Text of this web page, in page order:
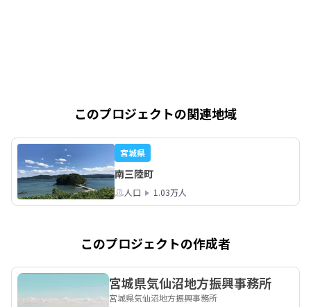
このプロジェクトの関連地域
宮城県
南三陸町
人口 1.03万人
このプロジェクトの作成者
宮城県気仙沼地方振興事務所
宮城県気仙沼地方振興事務所